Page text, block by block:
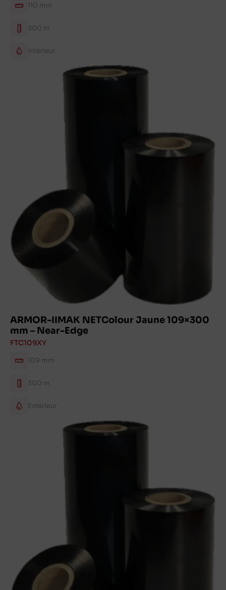
110 mm
300 m
Intérieur
ARMOR-IIMAK NETColour Jaune 109×300
mm – Near-Edge
FTC109XY
109 mm
300 m
Extérieur